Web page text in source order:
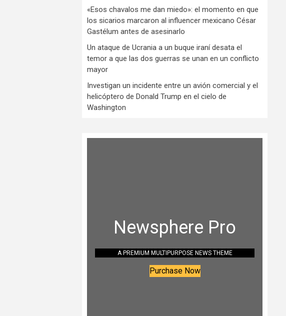
«Esos chavalos me dan miedo»: el momento en que
los sicarios marcaron al influencer mexicano César
Gastélum antes de asesinarlo
Un ataque de Ucrania a un buque iraní desata el
temor a que las dos guerras se unan en un conflicto
mayor
Investigan un incidente entre un avión comercial y el
helicóptero de Donald Trump en el cielo de
Washington
Newsphere Pro
A PREMIUM MULTIPURPOSE NEWS THEME
Purchase Now